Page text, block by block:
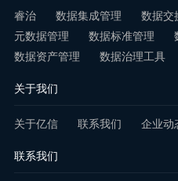
睿治 数据集成管理 数据交
元数据管理
数据标准管理
数据资产管理
数据治理工具
关于我们
关于亿信 联系我们 企业动
联系我们